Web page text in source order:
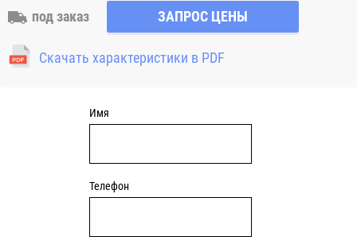
обозначением 2RS 2RS1 2RSH 2RSR имеют с обеих сторон
контактные уплотнения из бутадиен-нитрильного каучука
(NBR) и пригодны для средних частот вращения. Также
поставляются подшипники с бесконтактными
под заказ ЗАПРОС ЦЕНЫ
Скачать характеристики в PDF
Имя
Телефон